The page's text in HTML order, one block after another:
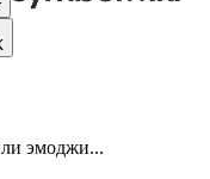
эмоджи...